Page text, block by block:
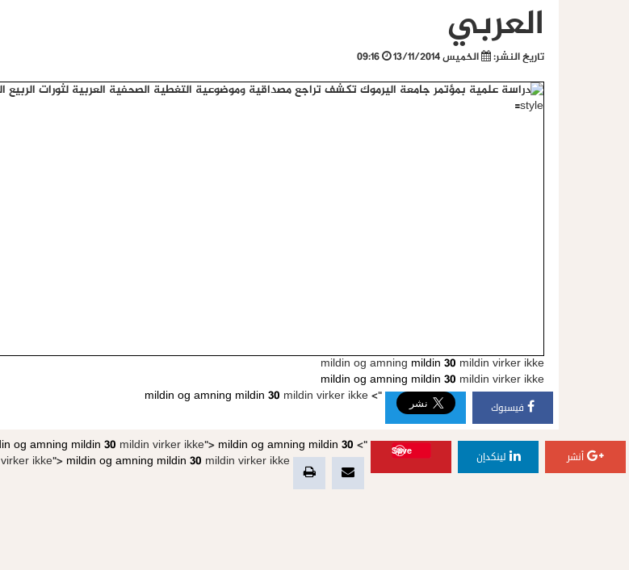
العربي
تاريخ النشر: الخميس 13/11/2014
mildin og amning mildin 30 mildin virker ikke
mildin og amning mildin 30 mildin virker ikke
">
فيسبوك
mildin og amning mildin 30 mildin virker ikke
">
أنشر
og amning mildin 30 mildin virker ikke">
لينكدإن
Save
mildin og amning mildin 30
ikke"> mildin og amning mildin 30 mildin virker ikke">